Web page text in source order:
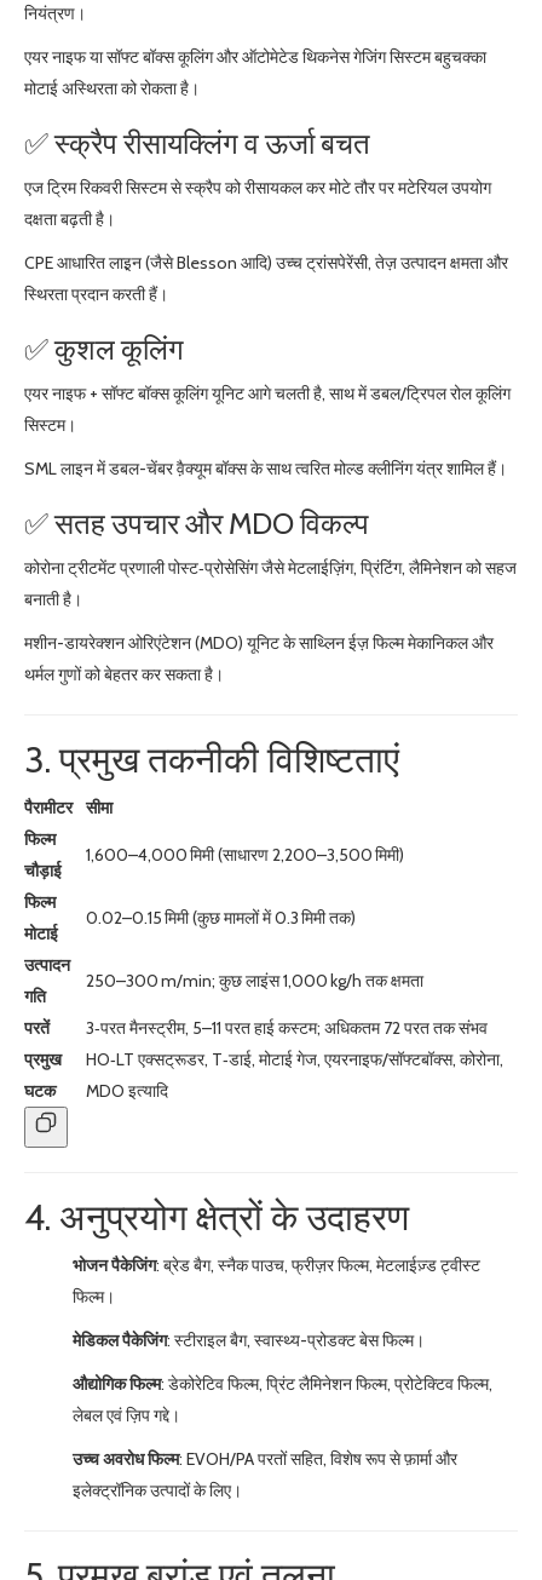
नियंत्रण।
एयर नाइफ या सॉफ्ट बॉक्स कूलिंग और ऑटोमेटेड थिकनेस गेजिंग सिस्टम बहुचक्का
मोटाई अस्थिरता को रोकता है।
✅ स्क्रैप रीसायक्लिंग व ऊर्जा बचत
एज ट्रिम रिकवरी सिस्टम से स्क्रैप को रीसायकल कर मोटे तौर पर मटेरियल उपयोग
दक्षता बढ़ती है।
CPE आधारित लाइ़न (जैसे Blesson आदि) उच्च ट्रांसपेरेंसी, तेज़ उत्पादन क्षमता और
स्थिरता प्रदान करती हैं।
✅ कुशल कूलिंग
एयर नाइफ + सॉफ्ट बॉक्स कूलिंग यूनिट आगे चलती है, साथ में डबल/ट्रिपल रोल कूलिंग
सिस्टम।
SML लाइन में डबल-चेंबर व़ैक्यूम बॉक्स के साथ त्वरित मोल्ड क्लीनिंग यंत्र शामिल हैं।
✅ सतह उपचार और MDO विकल्प
कोरोना ट्रीटमेंट प्रणाली पोस्ट‑प्रोसेसिंग जैसे मेटलाईज़िंग, प्रिंटिंग, लैमिनेशन को सहज
बनाती है।
मशीन-डायरेक्शन ओरिएंटेशन (MDO) यूनिट के साथ्लिन ईज़ फिल्म मेकानिकल और
थर्मल गुणों को बेहतर कर सकता है।
3. प्रमुख तकनीकी विशिष्टताएं
पैरामीटर
सीमा
फिल्म
चौड़ाई
1,600–4,000 मिमी (साधारण 2,200–3,500 मिमी)
फिल्म
मोटाई
0.02–0.15 मिमी (कुछ मामलों में 0.3 मिमी तक)
उत्पादन
गति
250–300 m/min; कुछ लाइंस 1,000 kg/h तक क्षमता
परतें
3‑परत मैनस्ट्रीम, 5–11 परत हाई कस्टम; अधिकतम 72 परत तक संभव
प्रमुख
घटक
HO‑LT एक्सट्रूडर, T‑डाई, मोटाई गेज, एयरनाइफ/सॉफ्टबॉक्स, कोरोना,
MDO इत्यादि
4. अनुप्रयोग क्षेत्रों के उदाहरण
भोजन पैकेजिंग: ब्रेड बैग, स्नैक पाउच, फ्रीज़र फिल्म, मेटलाईज़्ड ट्वीस्ट
फिल्म।
मेडिकल पैकेजिंग: स्टीराइल बैग, स्वास्थ्य-प्रोडक्ट बेस फिल्म।
औद्योगिक फिल्म: डेकोरेटिव फिल्म, प्रिंट लैमिनेशन फिल्म, प्रोटेक्टिव फिल्म,
लेबल एवं ज़िप गद्दे।
उच्च अवरोध फिल्म: EVOH/PA परतों सहित, विशेष रूप से फ़ार्मा और
इलेक्ट्रॉनिक उत्पादों के लिए।